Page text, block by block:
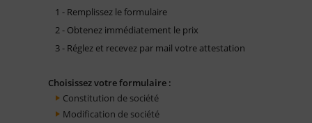
1 - Remplissez le formulaire
2 - Obtenez immédiatement le prix
3 - Réglez et recevez par mail votre attestation
Choisissez votre formulaire :
Constitution de société
Modification de société